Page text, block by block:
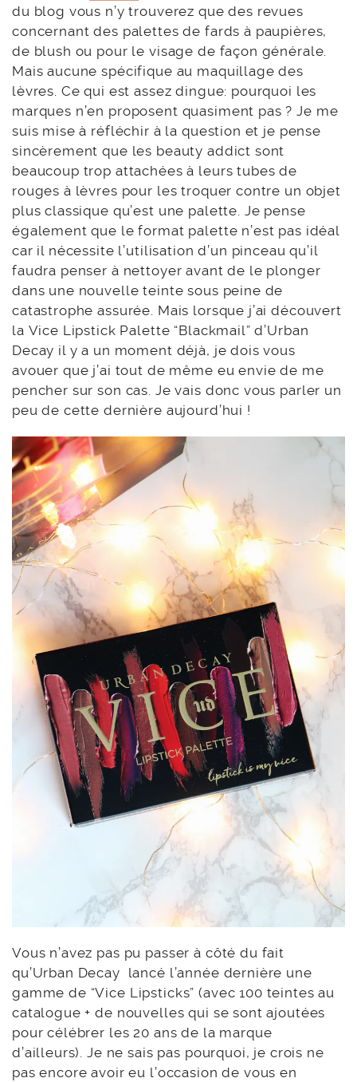
du blog vous n’y trouverez que des revues
concernant des palettes de fards à paupières,
de blush ou pour le visage de façon générale.
Mais aucune spécifique au maquillage des
lèvres. Ce qui est assez dingue: pourquoi les
marques n’en proposent quasiment pas ? Je me
suis mise à réfléchir à la question et je pense
sincèrement que les beauty addict sont
beaucoup trop attachées à leurs tubes de
rouges à lèvres pour les troquer contre un objet
plus classique qu’est une palette. Je pense
également que le format palette n’est pas idéal
car il nécessite l’utilisation d’un pinceau qu’il
faudra penser à nettoyer avant de le plonger
dans une nouvelle teinte sous peine de
catastrophe assurée. Mais lorsque j’ai découvert
la Vice Lipstick Palette “Blackmail” d’Urban
Decay il y a un moment déjà, je dois vous
avouer que j’ai tout de même eu envie de me
pencher sur son cas. Je vais donc vous parler un
peu de cette dernière aujourd’hui !
Vous n’avez pas pu passer à côté du fait
qu’Urban Decay lancé l’année dernière une
gamme de “Vice Lipsticks” (avec 100 teintes au
catalogue + de nouvelles qui se sont ajoutées
pour célébrer les 20 ans de la marque
d’ailleurs). Je ne sais pas pourquoi, je crois ne
pas encore avoir eu l’occasion de vous en